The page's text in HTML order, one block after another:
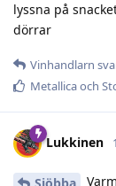
lyssna på
dörrar
Vinhandlarn
Metallicaoch
Lukkinen